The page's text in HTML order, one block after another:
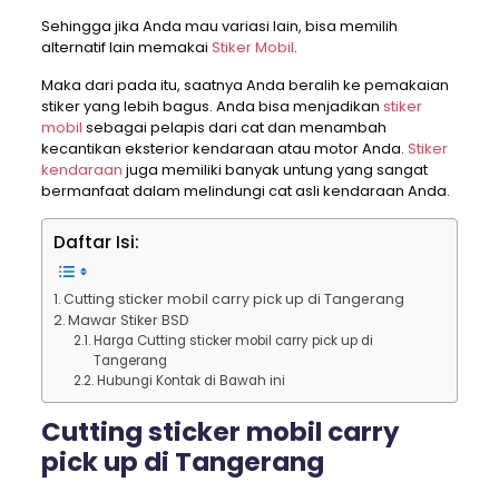
Sehingga jika Anda mau variasi lain, bisa memilih
alternatif lain memakai Stiker Mobil.
Maka dari pada itu, saatnya Anda beralih ke pemakaian
stiker yang lebih bagus. Anda bisa menjadikan stiker
mobil sebagai pelapis dari cat dan menambah
kecantikan eksterior kendaraan atau motor Anda. Stiker
kendaraan juga memiliki banyak untung yang sangat
bermanfaat dalam melindungi cat asli kendaraan Anda.
Daftar Isi:
Cutting sticker mobil carry pick up di Tangerang
Mawar Stiker BSD
Harga Cutting sticker mobil carry pick up di
Tangerang
Hubungi Kontak di Bawah ini
Cutting sticker mobil carry
pick up di Tangerang